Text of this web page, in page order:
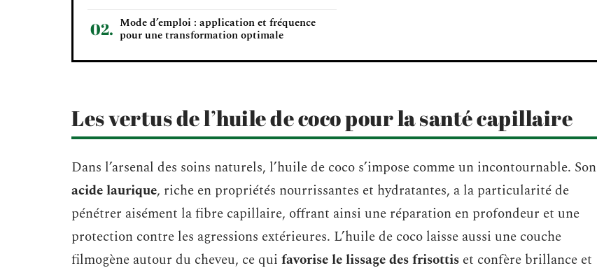
Mode d’emploi : application et fréquence
pour une transformation optimale
Les vertus de l’huile de coco pour la santé capillaire
Dans l’arsenal des soins naturels, l’huile de coco s’impose comme un incontournable. Son
acide laurique, riche en propriétés nourrissantes et hydratantes, a la particularité de
pénétrer aisément la fibre capillaire, offrant ainsi une réparation en profondeur et une
protection contre les agressions extérieures. L’huile de coco laisse aussi une couche
filmogène autour du cheveu, ce qui favorise le lissage des frisottis et confère brillance et